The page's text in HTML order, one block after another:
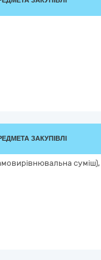
ЗАКУПІВЛІ
суміш),